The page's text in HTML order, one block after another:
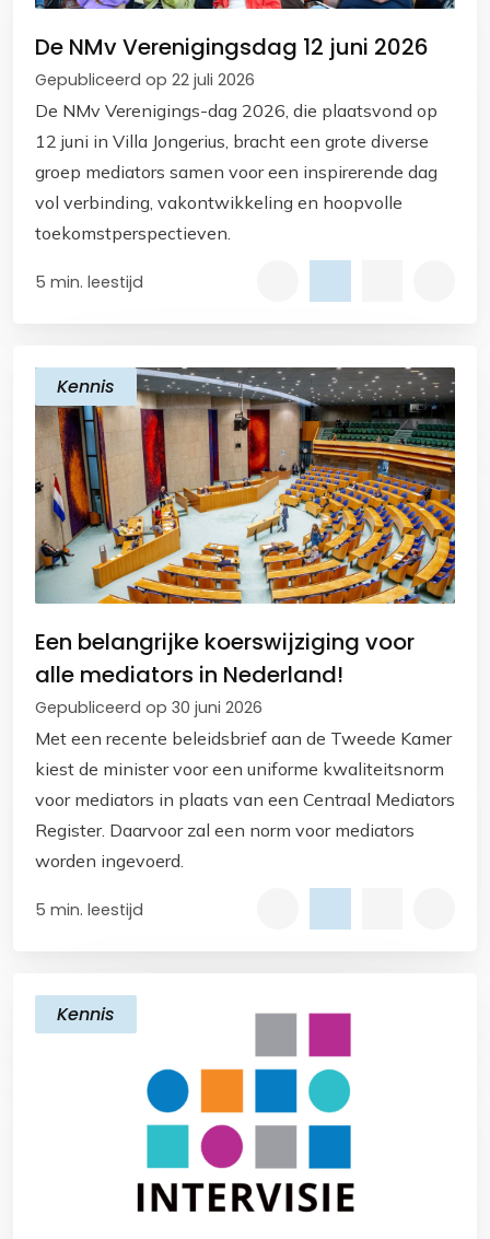
De NMv Verenigingsdag 12 juni 2026
Gepubliceerd op 22 juli 2026
De NMv Verenigings-dag 2026, die plaatsvond op
12 juni in Villa Jongerius, bracht een grote diverse
groep mediators samen voor een inspirerende dag
vol verbinding, vakontwikkeling en hoopvolle
toekomstperspectieven.
5 min. leestijd
Kennis
Een belangrijke koerswijziging voor
alle mediators in Nederland!
Gepubliceerd op 30 juni 2026
Met een recente beleidsbrief aan de Tweede Kamer
kiest de minister voor een uniforme kwaliteitsnorm
voor mediators in plaats van een Centraal Mediators
Register. Daarvoor zal een norm voor mediators
worden ingevoerd.
5 min. leestijd
Kennis